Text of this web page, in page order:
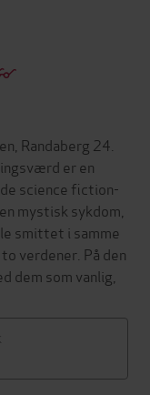
Randaberg 24.
er en
science fiction-
mystisk sykdom,
smittet i samme
verdener. På den
dem som vanlig,